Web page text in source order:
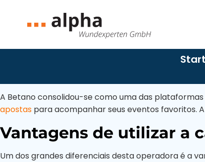
Leistungen
Wundmanagement
Wundheilung
Wundversorgung
A Betano consolidou-se como uma das
apostas para acompanhar seus eventos favoritos.
Vantagens de utilizar a
Um dos grandes diferenciais desta operadora é a
Wundmanagement
Wundheilung
Persönliche
Epidermolysis
bullosa
Startseite
Impressum
Datenschutz­
erklärung